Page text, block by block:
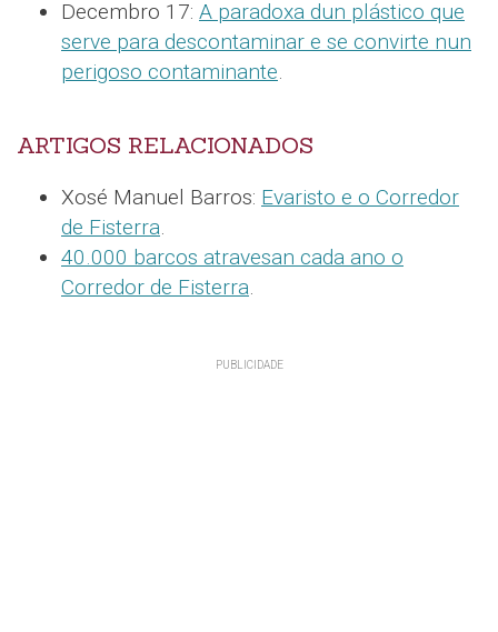
Decembro 17: A paradoxa dun plástico que
serve para descontaminar e se convirte nun
perigoso contaminante.
ARTIGOS RELACIONADOS
Xosé Manuel Barros: Evaristo e o Corredor
de Fisterra.
40.000 barcos atravesan cada ano o
Corredor de Fisterra.